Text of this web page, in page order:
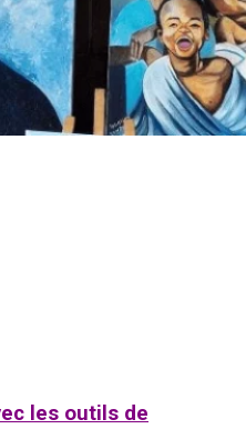
les outils de